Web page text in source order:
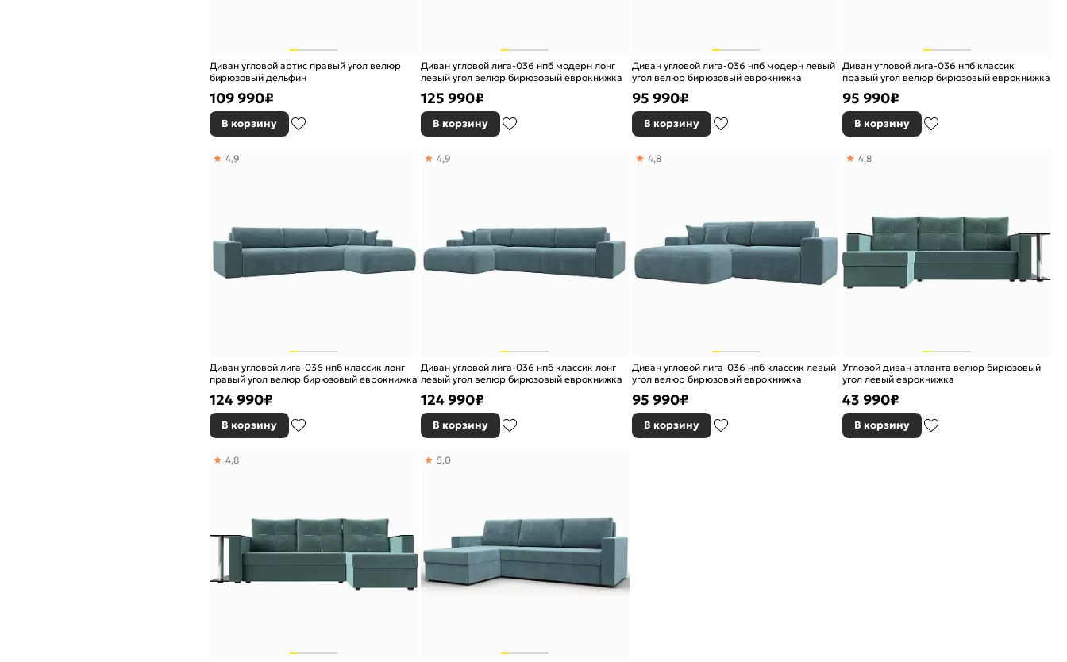
Диван угловой артис правый угол велюр
бирюзовый дельфин
109 990₽
В корзину
Диван угловой лига-036 нпб модерн лонг
левый угол велюр бирюзовый еврокнижка
125 990₽
В корзину
Диван угловой лига-036 нпб модерн левый
угол велюр бирюзовый еврокнижка
95 990₽
В корзину
Диван угловой лига-036 нпб классик
правый угол велюр бирюзовый еврокнижка
95 990₽
В корзину
Диван угловой лига-036 нпб классик лонг
правый угол велюр бирюзовый еврокнижка
4,9
124 990₽
В корзину
Диван угловой лига-036 нпб классик лонг
левый угол велюр бирюзовый еврокнижка
4,9
124 990₽
В корзину
Диван угловой лига-036 нпб классик левый
угол велюр бирюзовый еврокнижка
4,8
95 990₽
В корзину
Угловой диван атланта велюр бирюзовый
угол левый еврокнижка
4,8
43 990₽
В корзину
4,8 5,0